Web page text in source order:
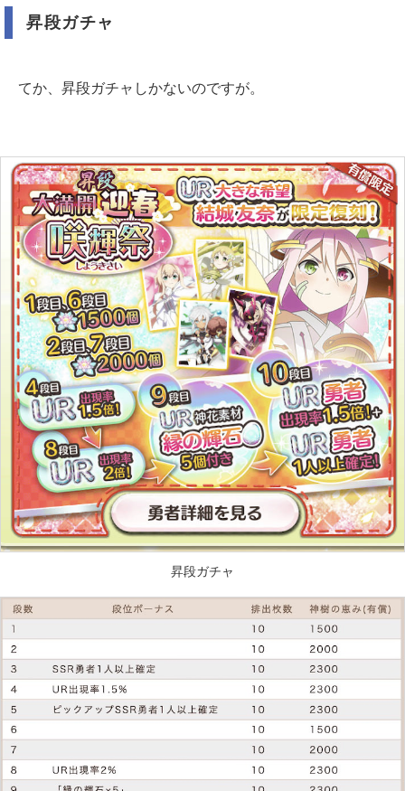
昇段ガチャ
てか、昇段ガチャしかないのですが。
昇段ガチャ